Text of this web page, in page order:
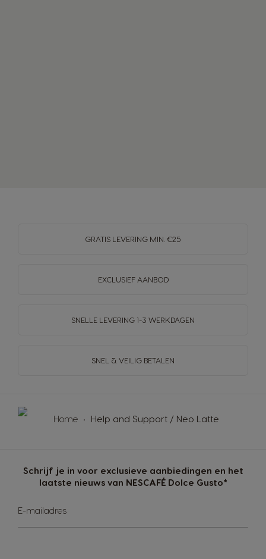
GRATIS LEVERING MIN. €25
EXCLUSIEF AANBOD
SNELLE LEVERING 1-3 WERKDAGEN
SNEL & VEILIG BETALEN
Home Help and Support / Neo Latte
Schrijf je in voor exclusieve aanbiedingen en het
laatste nieuws van NESCAFÉ Dolce Gusto*
u
E-mailadres